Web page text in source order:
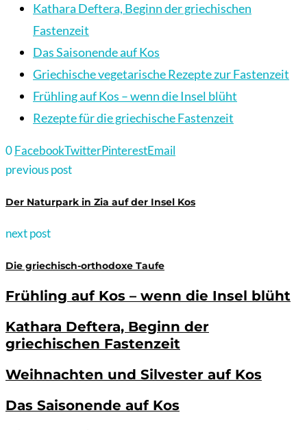
Kathara Deftera, Beginn der griechischen
Fastenzeit
Das Saisonende auf Kos
Griechische vegetarische Rezepte zur Fastenzeit
Frühling auf Kos – wenn die Insel blüht
Rezepte für die griechische Fastenzeit
0FacebookTwitterPinterestEmail
previous post
Der Naturpark in Zia auf der Insel Kos
next post
Die griechisch-orthodoxe Taufe
Frühling auf Kos – wenn die Insel blüht
Kathara Deftera, Beginn der
griechischen Fastenzeit
Weihnachten und Silvester auf Kos
Das Saisonende auf Kos